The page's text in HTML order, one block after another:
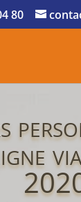
80